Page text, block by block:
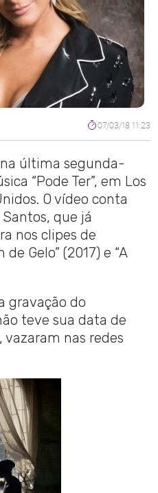
07/03/18 11:23
última segunda-
“Pode Ter”, em Los
O vídeo conta
que já
nos clipes de
de Gelo” (2017) e “A
gravação do
teve sua data de
nas redes